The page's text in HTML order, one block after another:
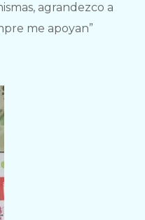
agrandezco a
me apoyan”